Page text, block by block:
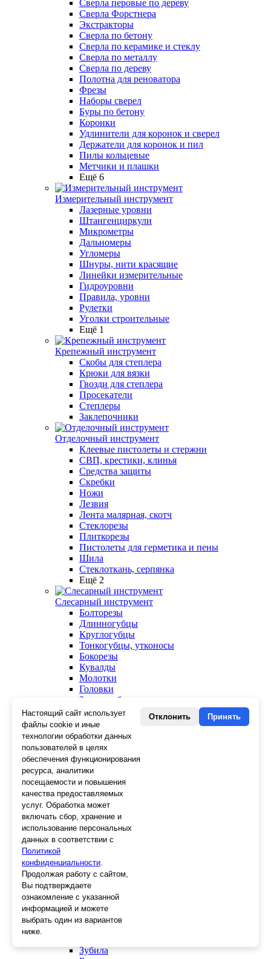
Сверла перовые по дереву
Сверла Форстнера
Экстракторы
Сверла по бетону
Сверла по керамике и стеклу
Сверла по металлу
Сверла по дереву
Полотна для реноватора
Фрезы
Наборы сверел
Буры по бетону
Коронки
Удлинители для коронок и сверел
Держатели для коронок и пил
Пилы кольцевые
Метчики и плашки
Ещё 6
Измерительный инструмент
Лазерные уровни
Штангенциркули
Микрометры
Дальномеры
Угломеры
Шнуры, нити красящие
Линейки измерительные
Гидроуровни
Правила, уровни
Рулетки
Уголки строительные
Ещё 1
Крепежный инструмент
Скобы для степлера
Крюки для вязки
Гвозди для степлера
Просекатели
Степлеры
Заклепочники
Отделочный инструмент
Клеевые пистолеты и стержни
СВП, крестики, клинья
Средства защиты
Скребки
Ножи
Лезвия
Лента малярная, скотч
Стеклорезы
Плиткорезы
Пистолеты для герметика и пены
Шила
Стеклоткань, серпянка
Ещё 2
Слесарный инструмент
Болторезы
Длинногубцы
Круглогубцы
Тонкогубцы, утконосы
Бокорезы
Кувалды
Молотки
Головки
Зенкера, бородки, кернеры
Керны
Патроны, переходники
Ножницы электрика
Стопорные кольца
Съемники стопорных колец
Пинцеты
Магниты
Клещи для изоляции
Кабелерезы
Гайкорезы
Зажимы ручные
Подшипники
Тиски
Плоскогубцы
Отвертки
Ножницы по металлу
Напильники, рашпили
Наборы инструментов
Кусачки
Зубила
Настоящий сайт использует
файлы cookie и иные
технологии обработки данных
пользователей в целях
обеспечения функционирования
ресурса, аналитики
посещаемости и повышения
качества предоставляемых
услуг. Обработка может
включать сбор, хранение и
использование персональных
данных в соответствии с
Политикой
конфиденциальности.
Продолжая работу с сайтом,
Вы подтверждаете
ознакомление с указанной
информацией и можете
выбрать один из вариантов
ниже.
Отклонить Принять